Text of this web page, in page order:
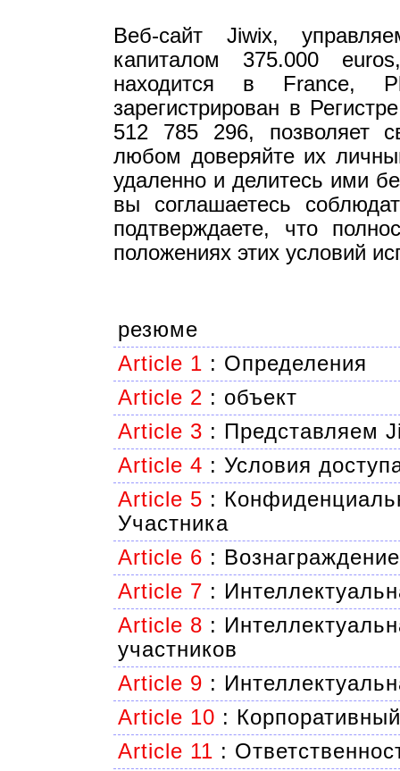
Веб-сайт Jiwix,
капиталом 375.000
находится в France,
зарегистрирован в
512 785 296, позволяет
любом доверяйте их
удаленно и делитесь ими
вы соглашаетесь
подтверждаете, что
положениях этих условий
резюме
Article 1 : Определения
Article 2 : объект
Article 3 : Представляем
Article 4 : Условия
Article 5 :
Участника
Article 6 :
Article 7 :
Article 8 :
участников
Article 9 :
Article 10 :
Article 11 :